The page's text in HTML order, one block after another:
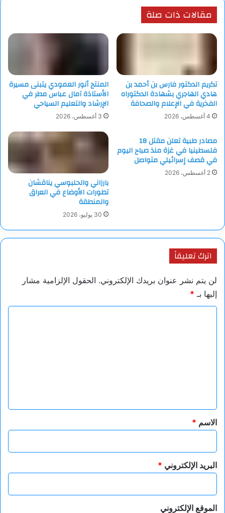
مقالات ذات صلة
تكريم الدكتور فارس بن أحمد بن
هادي الهاجري بشهادة الدكتوراه
الفخرية في الإعلام والصحافة
4 أغسطس، 2026
المنتج أنور العمودي يتبنى مسيرة
الأستاذة آمال عباس مطر في
الإرشاد والتعليم السياحي
3 أغسطس، 2026
مصادر طبية تعلن مقتل 18
فلسطينيا في غزة منذ صباح اليوم
في قصف إسرائيلي متواصل
2 أغسطس، 2026
بارزاني والحلبوسي يناقشان
تطورات الأوضاع في العراق
والمنطقة
30 يوليو، 2026
اترك تعليقاً
لن يتم نشر عنوان بريدك الإلكتروني. الحقول الإلزامية مشار
إليها بـ *
*
الاسم *
البريد الإلكتروني *
الموقع الإلكتروني